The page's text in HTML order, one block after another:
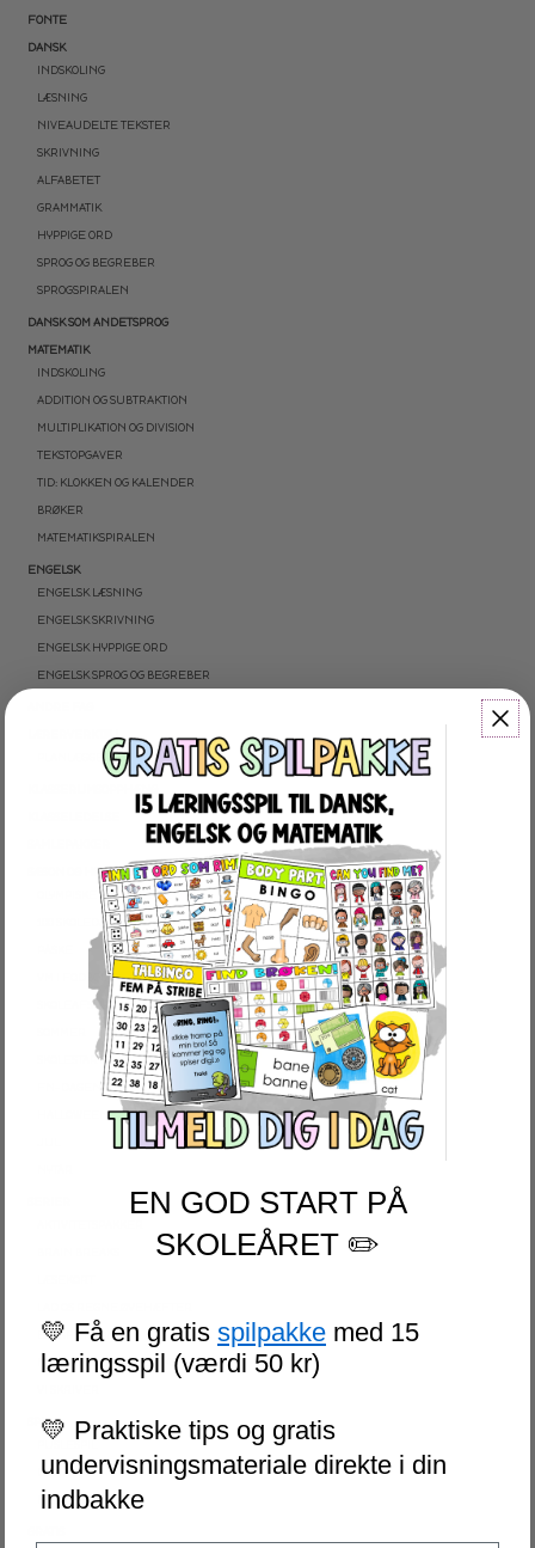
FONTE
DANSK
INDSKOLING
LÆSNING
NIVEAUDELTE TEKSTER
SKRIVNING
ALFABETET
GRAMMATIK
HYPPIGE ORD
SPROG OG BEGREBER
SPROGSPIRALEN
DANSK SOM ANDETSPROG
MATEMATIK
INDSKOLING
ADDITION OG SUBTRAKTION
MULTIPLIKATION OG DIVISION
TEKSTOPGAVER
TID: KLOKKEN OG KALENDER
BRØKER
MATEMATIKSPIRALEN
ENGELSK
ENGELSK LÆSNING
ENGELSK SKRIVNING
ENGELSK HYPPIGE ORD
ENGELSK SPROG OG BEGREBER
LÆRERVERKTØJ
PLANLÆGGERE
SÆSON OG HØJTIDER
OLYMPISKE VINTERLEGE
100 SKOLEDAGE
VM I FODBOLD
SKOLEAFSLUTNING
SKOLESTART
FN-DAGEN
HALLOWEEN
ESCAPE ROOM
NIVEAUDELTE LÆSETEKSTER
SPIL
DOMINO
MEMORY
EN GOD START PÅ
SKOLEÅRET ✏️
💛 Få en gratis spilpakke med 15
læringsspil (værdi 50 kr)
💛 Praktiske tips og gratis
undervisningsmateriale direkte i din
indbakke